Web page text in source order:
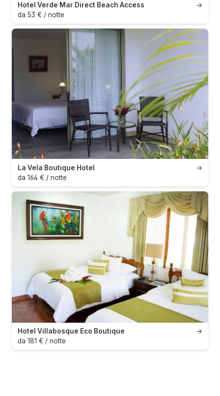
→
Hotel Verde Mar Direct Beach Access
da 53 € / notte
→
La Vela Boutique Hotel
da 164 € / notte
→
Hotel Villabosque Eco Boutique
da 181 € / notte